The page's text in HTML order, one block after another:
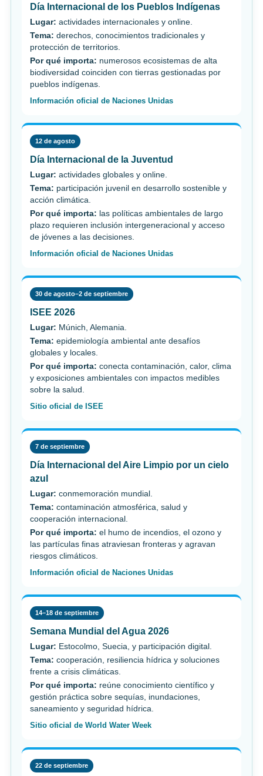
Día Internacional de los Pueblos Indígenas
Lugar: actividades internacionales y online.
Tema: derechos, conocimientos tradicionales y
protección de territorios.
Por qué importa: numerosos ecosistemas de alta
biodiversidad coinciden con tierras gestionadas por
pueblos indígenas.
Información oficial de Naciones Unidas
12 de agosto
Día Internacional de la Juventud
Lugar: actividades globales y online.
Tema: participación juvenil en desarrollo sostenible y
acción climática.
Por qué importa: las políticas ambientales de largo
plazo requieren inclusión intergeneracional y acceso
de jóvenes a las decisiones.
Información oficial de Naciones Unidas
30 de agosto–2 de septiembre
ISEE 2026
Lugar: Múnich, Alemania.
Tema: epidemiología ambiental ante desafíos
globales y locales.
Por qué importa: conecta contaminación, calor, clima
y exposiciones ambientales con impactos medibles
sobre la salud.
Sitio oficial de ISEE
7 de septiembre
Día Internacional del Aire Limpio por un cielo
azul
Lugar: conmemoración mundial.
Tema: contaminación atmosférica, salud y
cooperación internacional.
Por qué importa: el humo de incendios, el ozono y
las partículas finas atraviesan fronteras y agravan
riesgos climáticos.
Información oficial de Naciones Unidas
14–18 de septiembre
Semana Mundial del Agua 2026
Lugar: Estocolmo, Suecia, y participación digital.
Tema: cooperación, resiliencia hídrica y soluciones
frente a crisis climáticas.
Por qué importa: reúne conocimiento científico y
gestión práctica sobre sequías, inundaciones,
saneamiento y seguridad hídrica.
Sitio oficial de World Water Week
22 de septiembre